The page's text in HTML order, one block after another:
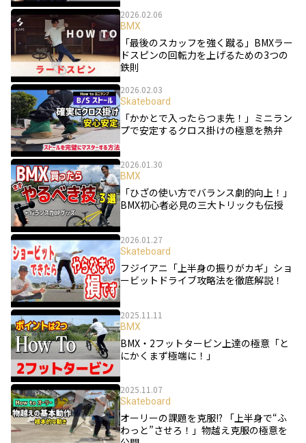
2026.02.06
BMX
「最後のスカッフを強く蹴る」BMXラー
ドスピンの回転力を上げるための3つの
鉄則
2026.02.03
Skateboard
「かかとで入ったらつま先！」ミニラン
プで安定するクロス掛けの極意を熱弁
2026.01.30
BMX
「ひざの使い方でバランス劇的向上！」
BMX初心者必見の三大トリックも伝授
2026.01.27
Skateboard
フジイアニ「上半身の振りがカギ」ショ
ービットドライブ攻略法を徹底解説！
2025.11.11
BMX
BMX・2フットタービン上達の極意「と
にかくまず極端に！」
2025.11.07
Skateboard
オーリーの課題を克服!? 「上半身で“ふ
わっと”させろ！」物越え克服の極意を